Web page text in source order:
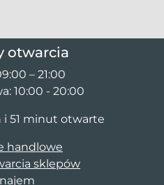
otwarcia
– 21:00
10:00 - 20:00
i 51 minut otwarte
handlowe
sklepów